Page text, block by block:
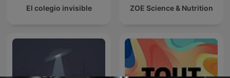
El colegio invisible ZOE Science & Nutrition